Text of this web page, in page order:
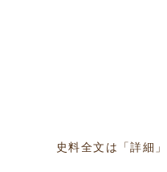
史料全文は「詳細